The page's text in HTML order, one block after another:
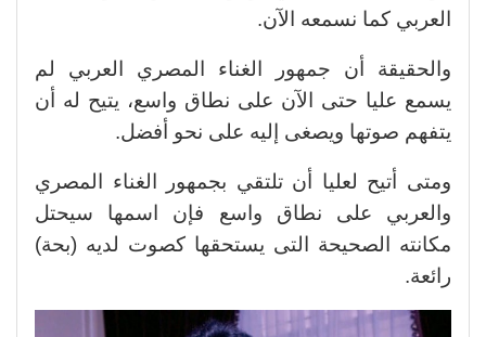
العربي كما نسمعه الآن.
والحقيقة أن جمهور الغناء المصري العربي لم
يسمع عليا حتى الآن على نطاق واسع، يتيح له أن
يتفهم صوتها ويصغى إليه على نحو أفضل.
ومتى أتيح لعليا أن تلتقي بجمهور الغناء المصري
والعربي على نطاق واسع فإن اسمها سيحتل
مكانته الصحيحة التى يستحقها كصوت لديه (بحة)
رائعة.